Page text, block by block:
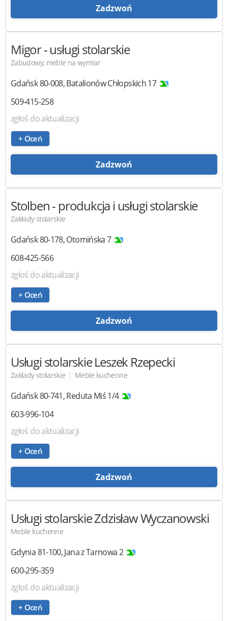
Zadzwoń
Migor- usługi stolarskie
Zabudowy, meble na wymiar
Gdańsk80-008,Batalionów Chłopskich 17
509-415-258
zgłoś do aktualizacji
+ Oceń
Zadzwoń
Stolben- produkcja i usługi stolarskie
Zakłady stolarskie
Gdańsk80-178,Otomińska 7
608-425-566
zgłoś do aktualizacji
+ Oceń
Zadzwoń
Usługi stolarskieLeszek Rzepecki
Zakłady stolarskie | Meble kuchenne
Gdańsk80-741,Reduta Miś 1/4
603-996-104
zgłoś do aktualizacji
+ Oceń
Zadzwoń
Usługi stolarskieZdzisław Wyczanowski
Meble kuchenne
Gdynia81-100,Jana z Tarnowa 2
600-295-359
zgłoś do aktualizacji
+ Oceń